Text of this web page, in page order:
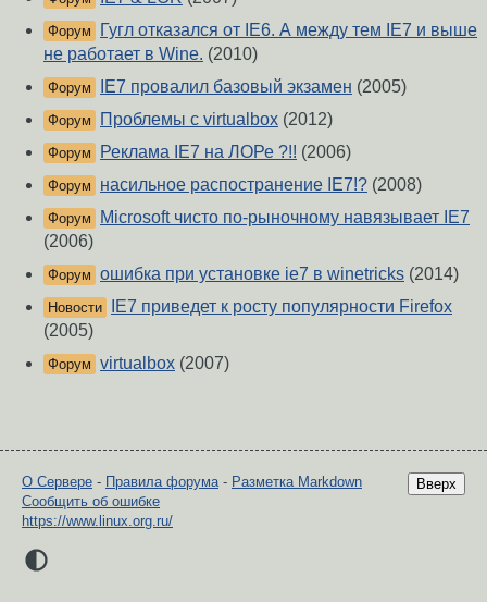
Форум
Гугл отказался от IE6. А между тем IE7 и выше
не работает в Wine. (2010)
Форум IE7 провалил базовый экзамен (2005)
Форум Проблемы с virtualbox (2012)
Форум Реклама IE7 на ЛОРе ?!! (2006)
Форум насильное распостранение IE7!? (2008)
Форум
Microsoft чисто по-рыночному навязывает IE7
(2006)
Форум ошибка при установке ie7 в winetricks (2014)
Новости
IE7 приведет к росту популярности Firefox
(2005)
Форум virtualbox (2007)
Вверх
О Сервере - Правила форума- Разметка Markdown
Сообщить об ошибке
https://www.linux.org.ru/